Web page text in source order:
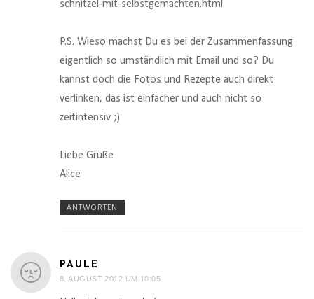
schnitzel-mit-selbstgemachten.html
P.S. Wieso machst Du es bei der Zusammenfassung
eigentlich so umständlich mit Email und so? Du
kannst doch die Fotos und Rezepte auch direkt
verlinken, das ist einfacher und auch nicht so
zeitintensiv ;)
Liebe Grüße
Alice
ANTWORTEN
PAULE
8. AUGUST 2012 UM 10:05